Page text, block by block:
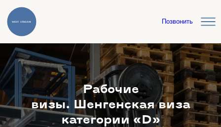
Позвонить
Рабочие
визы. Шенгенская виза
категории «D»